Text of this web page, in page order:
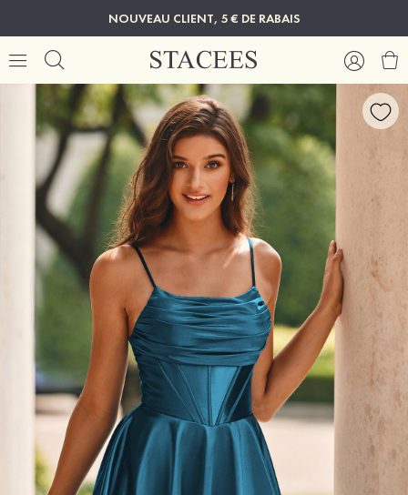
NOUVEAU CLIENT, 5 € DE RABAIS